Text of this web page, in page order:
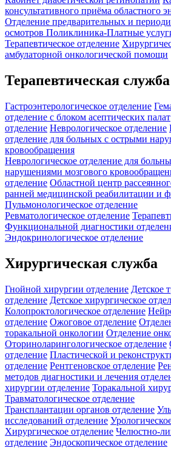
консультативного приёма областного
Отделение предварительных и
осмотров Поликлиника-Платные
Терапевтическое отделение
амбулаторной онкологической помощи
Терапевтическая служба
Гастроэнтерологическое отделение
отделение c блоком асептических палат
отделение Неврологическое отделение
отделение для больных с острыми
кровообращения
Неврологическое отделение для
нарушениями мозгового
отделение Областной центр
ранней медицинской реабилитации и
Пульмонологическое отделение
Ревматологическое отделение
Функциональной диагностики
Эндокринологическое отделение
Хирургическая служба
Гнойной хирургии отделение Детское
отделение Детское хирургическое
Колопроктологическое отделение
отделение Ожоговое отделение
торакальной онкологии Отделение
Оториноларингологическое отделение
отделение Пластической и
отделение Рентгеновское отделение
методов диагностики и лечения
хирургии отделение Торакальной
Травматологическое отделение
Трансплантации органов отделение
исследований отделение
Хирургическое отделение Челюстно-
отделение Эндоскопическое отделение